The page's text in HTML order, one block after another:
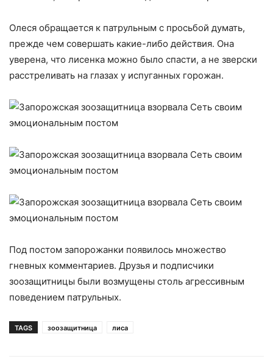
Олеся обращается к патрульным с просьбой думать,
прежде чем совершать какие-либо действия. Она
уверена, что лисенка можно было спасти, а не зверски
расстреливать на глазах у испуганных горожан.
Под постом запорожанки появилось множество
гневных комментариев. Друзья и подписчики
зоозащитницы были возмущены столь агрессивным
поведением патрульных.
TAGS зоозащитница лиса